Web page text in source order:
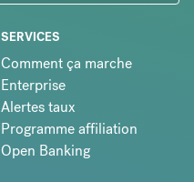
SERVICES
Comment ça marche
Enterprise
Alertes taux
Programme affiliation
Open Banking